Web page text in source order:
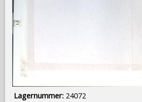
Lagernummer: 24072